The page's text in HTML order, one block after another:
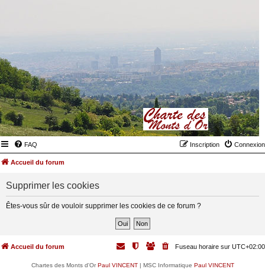
FAQ Connexion
Inscription
Accueil du forum
Supprimer les cookies
Êtes-vous sûr de vouloir supprimer les cookies de ce forum ?
Accueil du forum Fuseau horaire sur UTC+02:00
Chartes des Monts d'OrPaul VINCENT| MSC Informatique Paul VINCENT